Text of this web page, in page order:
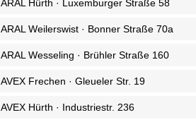
ARAL Hürth · Luxemburger Straße 58
ARAL Weilerswist · Bonner Straße 70a
ARAL Wesseling · Brühler Straße 160
AVEX Frechen · Gleueler Str. 19
AVEX Hürth · Industriestr. 236